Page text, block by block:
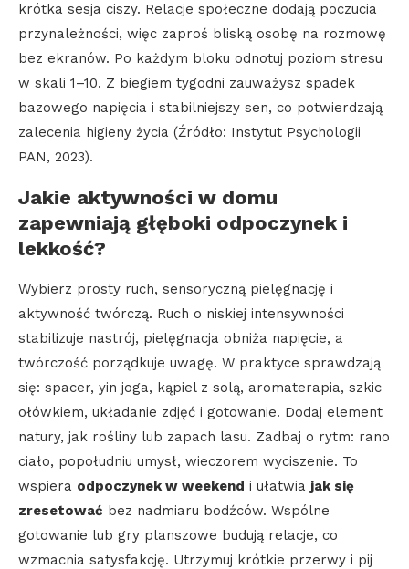
krótka sesja ciszy. Relacje społeczne dodają poczucia
przynależności, więc zaproś bliską osobę na rozmowę
bez ekranów. Po każdym bloku odnotuj poziom stresu
w skali 1–10. Z biegiem tygodni zauważysz spadek
bazowego napięcia i stabilniejszy sen, co potwierdzają
zalecenia higieny życia (Źródło: Instytut Psychologii
PAN, 2023).
Jakie aktywności w domu
zapewniają głęboki odpoczynek i
lekkość?
Wybierz prosty ruch, sensoryczną pielęgnację i
aktywność twórczą. Ruch o niskiej intensywności
stabilizuje nastrój, pielęgnacja obniża napięcie, a
twórczość porządkuje uwagę. W praktyce sprawdzają
się: spacer, yin joga, kąpiel z solą, aromaterapia, szkic
ołówkiem, układanie zdjęć i gotowanie. Dodaj element
natury, jak rośliny lub zapach lasu. Zadbaj o rytm: rano
ciało, popołudniu umysł, wieczorem wyciszenie. To
wspiera odpoczynek w weekend i ułatwia jak się
zresetować bez nadmiaru bodźców. Wspólne
gotowanie lub gry planszowe budują relacje, co
wzmacnia satysfakcję. Utrzymuj krótkie przerwy i pij